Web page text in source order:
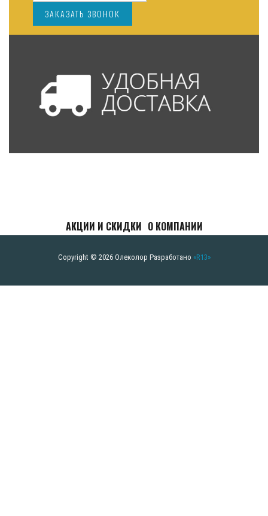
ЗАКАЗАТЬ ЗВОНОК
АКЦИИ И СКИДКИ О КОМПАНИИ
Copyright © 2026 Олеколор Разработано «R13»